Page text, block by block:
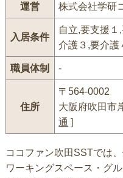
運営 株式会社学研
入居条件
自立,要支援
介護３,要介護
職員体制 -
住所
〒564-0002
大阪府吹田市
通 ]
ココファン吹田SSTでは
ワーキングスペース・グ